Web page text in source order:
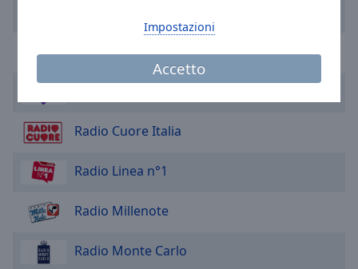
Accetto
Impostazioni
Opacity
Caption
Background
Radio Margherita
Radio Cuore Italia
Radio Linea n°1
Radio Millenote
Radio Monte Carlo